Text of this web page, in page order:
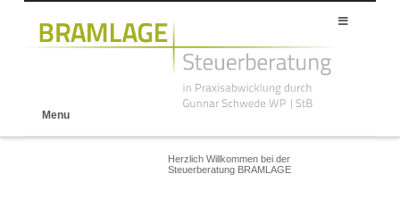
Menu
Herzlich Willkommen bei der
Steuerberatung BRAMLAGE